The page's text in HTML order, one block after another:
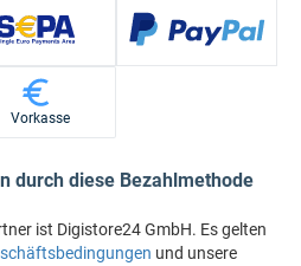
Vorkasse
durch diese Bezahlmethode
ist Digistore24 GmbH. Es gelten
und unsere